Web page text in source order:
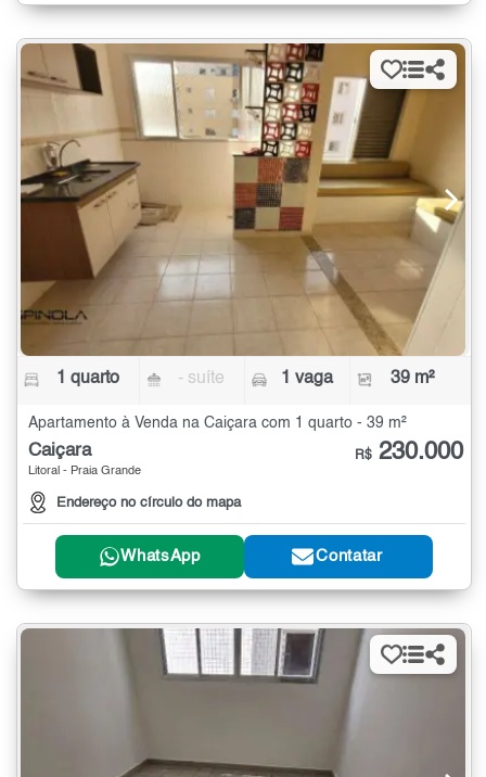
1 quarto - suíte 1 vaga 39 m²
Apartamento à Venda na Caiçara com 1 quarto - 39 m²
Caiçara
Litoral - Praia Grande
Endereço no círculo do mapa
R$ 230.000
WhatsApp Contatar